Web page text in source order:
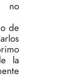
no
de
la